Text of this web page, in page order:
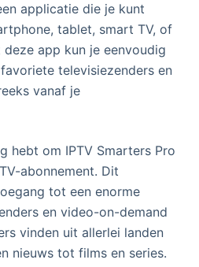
applicatie die je kunt
tablet, smart TV, of
app kun je eenvoudig
televisiezenders en
vanaf je
hebt om IPTV Smarters Pro
abonnement. Dit
tot een enorme
en video-on-demand
vinden uit allerlei landen
nieuws tot films en series.